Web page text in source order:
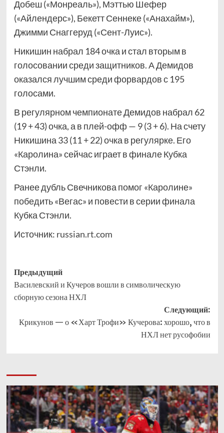
Добеш («Монреаль»), Мэттью Шефер
(«Айлендерс»), Бекетт Сеннеке («Анахайм»),
Джимми Снаггеруд («Сент-Луис»).
Никишин набрал 184 очка и стал вторым в
голосовании среди защитников. А Демидов
оказался лучшим среди форвардов с 195
голосами.
В регулярном чемпионате Демидов набрал 62
(19 + 43) очка, а в плей-офф — 9 (3 + 6). На счету
Никишина 33 (11 + 22) очка в регулярке. Его
«Каролина» сейчас играет в финале Кубка
Стэнли.
Ранее дубль Свечникова помог «Каролине»
победить «Вегас» и повести в серии финала
Кубка Стэнли.
Источник: russian.rt.com
Навигация
записи
Предыдущий
Василевский и Кучеров вошли в символическую
сборную сезона НХЛ
Следующий:
Крикунов — о «Харт Трофи» Кучерова: хорошо, что в
НХЛ нет русофобии